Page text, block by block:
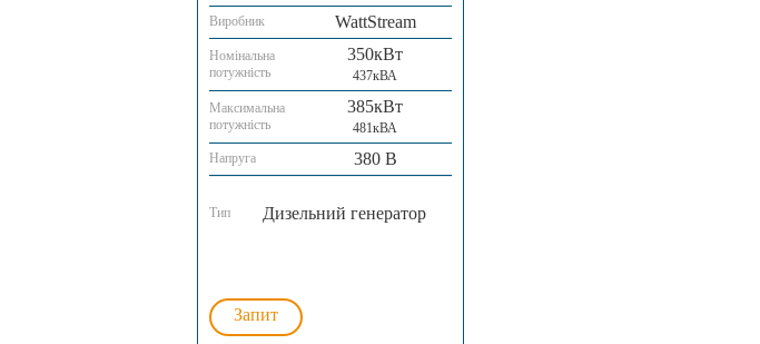
Виробник WattStream
Номінальна
потужність
350кВт
437кВА
Максимальна
потужність
385кВт
481кВА
Напруга
380 В
Тип Дизельний генератор
Запит